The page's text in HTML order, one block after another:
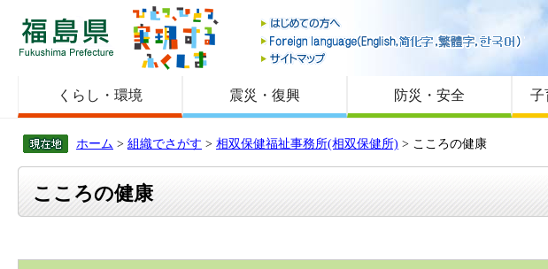
福島県
は
サ
くらし・環境 震災・復興 防災・安全 子
ホーム > 組織でさがす > 相双保健福祉事務所(相双保健所) > こころの健康
こころの健康